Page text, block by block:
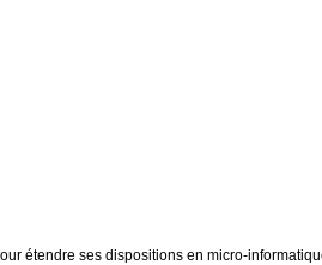
étendre ses dispositions en micro-